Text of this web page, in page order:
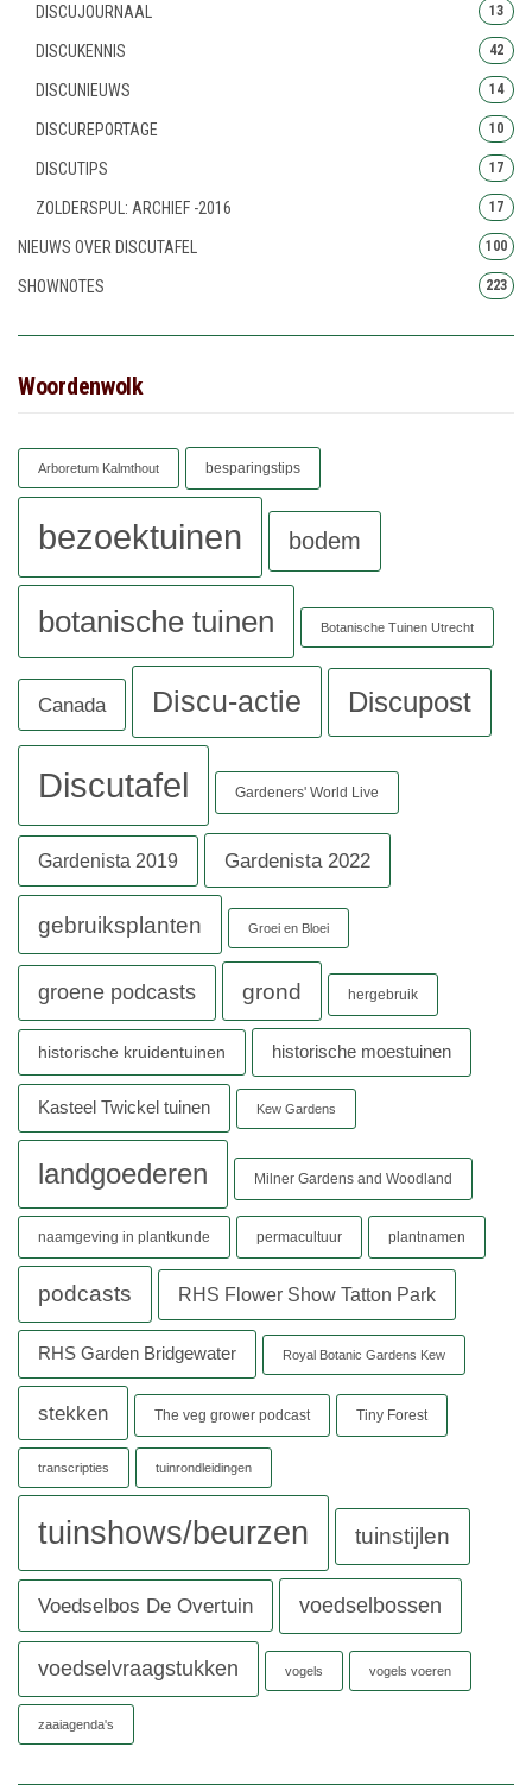
DISCUJOURNAAL 13
DISCUKENNIS 42
DISCUNIEUWS 14
DISCUREPORTAGE 10
DISCUTIPS 17
ZOLDERSPUL: ARCHIEF -2016 17
NIEUWS OVER DISCUTAFEL 100
SHOWNOTES 223
Woordenwolk
Arboretum Kalmthout besparingstips
bezoektuinen bodem
botanische tuinen Botanische Tuinen Utrecht
Canada Discu-actie Discupost
Discutafel Gardeners' World Live
Gardenista 2019 Gardenista 2022
gebruiksplanten Groei en Bloei
groene podcasts grond hergebruik
historische kruidentuinen historische moestuinen
Kasteel Twickel tuinen Kew Gardens
landgoederen Milner Gardens and Woodland
naamgeving in plantkunde permacultuur plantnamen
podcasts RHS Flower Show Tatton Park
RHS Garden Bridgewater Royal Botanic Gardens Kew
stekken The veg grower podcast Tiny Forest
transcripties tuinrondleidingen
tuinshows/beurzen tuinstijlen
Voedselbos De Overtuin voedselbossen
voedselvraagstukken vogels vogels voeren
zaaiagenda's